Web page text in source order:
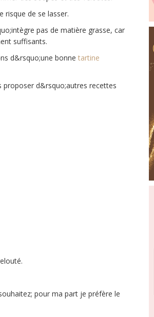
risque de se lasser.
pas de matière grasse, car
suffisants.
d&rsquo;une bonne tartine
d&rsquo;autres recettes
pour ma part je préfère le